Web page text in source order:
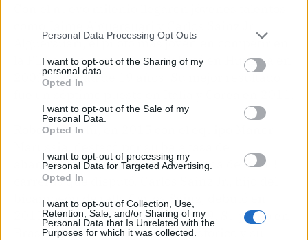
Personal Data Processing Opt Outs
I want to opt-out of the Sharing of my
personal data.
Opted In
I want to opt-out of the Sale of my
Personal Data.
Opted In
I want to opt-out of processing my
Personal Data for Targeted Advertising.
Opted In
I want to opt-out of Collection, Use,
Retention, Sale, and/or Sharing of my
Personal Data that Is Unrelated with the
Purposes for which it was collected.
Alguersuari, el piloto más joven en competir en
la F1 hasta ese momento, debutó en Hungría en
2009 a la edad de 19 años. Su mejor resultado
Roberto Merhi, en 2015 con el equipo Manor
abandonos, solo retirándose en una de las 13
carreras que disputó. Carlos Sainz Jr., hijo del
bicampeón de rally Carlos Sainz, debutó en
2015 y se unió a McLaren en 2019. Su podio en
Brasil en 2019 marcó un hito histórico y su